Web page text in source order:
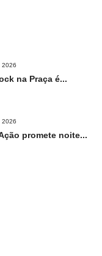
2026
na Praça é...
2026
promete noite...